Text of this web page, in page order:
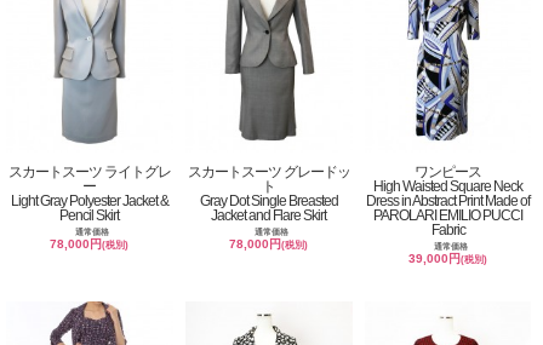
スカートスーツ ライトグレ
ー
Light Gray Polyester Jacket &
Pencil Skirt
通常価格
78,000円(税別)
スカートスーツ グレードッ
ト
Gray Dot Single Breasted
Jacket and Flare Skirt
通常価格
78,000円(税別)
ワンピース
High Waisted Square Neck
Dress in Abstract Print Made of
PAROLARI EMILIO PUCCI
Fabric
通常価格
39,000円(税別)